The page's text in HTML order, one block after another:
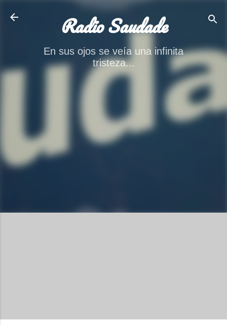
Radio Saudade
En sus ojos se veía una infinita
tristeza...